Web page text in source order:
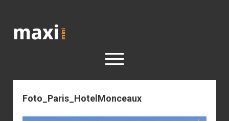
open
< work
Berlin
Foto_Paris_HotelMonceaux